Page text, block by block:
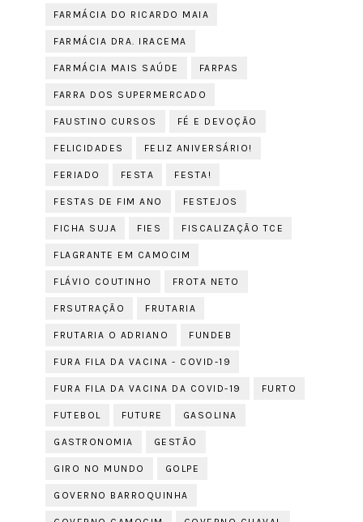
FARMÁCIA DO RICARDO MAIA
FARMÁCIA DRA. IRACEMA
FARMÁCIA MAIS SAÚDE FARPAS
FARRA DOS SUPERMERCADO
FAUSTINO CURSOS FÉ E DEVOÇÃO
FELICIDADES FELIZ ANIVERSÁRIO!
FERIADO FESTA FESTA!
FESTAS DE FIM ANO FESTEJOS
FICHA SUJA FIES FISCALIZAÇÃO TCE
FLAGRANTE EM CAMOCIM
FLÁVIO COUTINHO FROTA NETO
FRSUTRAÇÃO FRUTARIA
FRUTARIA O ADRIANO FUNDEB
FURA FILA DA VACINA - COVID-19
FURA FILA DA VACINA DA COVID-19 FURTO
FUTEBOL FUTURE GASOLINA
GASTRONOMIA GESTÃO
GIRO NO MUNDO GOLPE
GOVERNO BARROQUINHA